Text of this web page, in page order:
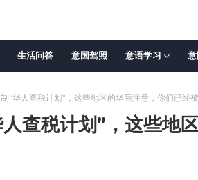
生活问答 意国驾照 意语学习
“华人查税计划”，这些地区的华商注意，你们已经
查税计划”，这些地